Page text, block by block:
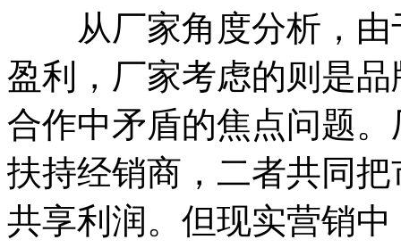
从厂家角度分析，由
盈利，厂家考虑的则是
合作中矛盾的焦点问题
扶持经销商，二者共同
共享利润。但现实营销